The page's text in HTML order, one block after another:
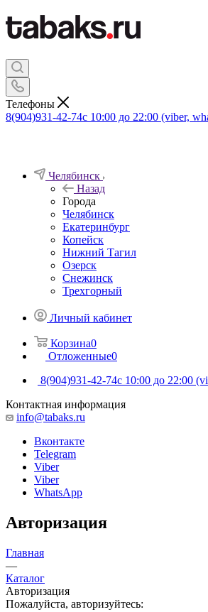
Телефоны
8(904)931-42-74с 10:00 до 22:00 (viber,
Челябинск
Назад
Города
Челябинск
Екатеринбург
Копейск
Нижний Тагил
Озерск
Снежинск
Трехгорный
Личный кабинет
Корзина0
Отложенные0
8(904)931-42-74с 10:00 до 22:00
Контактная информация
info@tabaks.ru
Вконтакте
Telegram
Viber
Viber
WhatsApp
Авторизация
Главная
—
Каталог
Авторизация
Пожалуйста, авторизуйтесь: